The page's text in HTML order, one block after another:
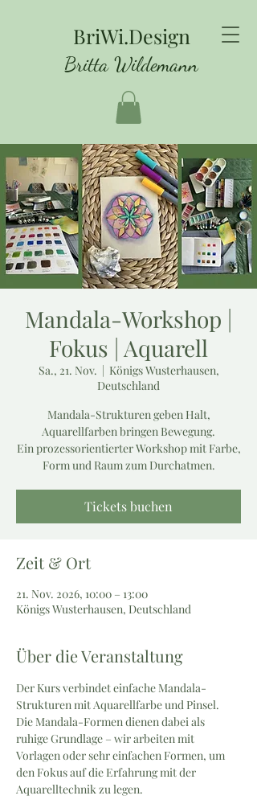
BriWi.Design
Britta Wildemann
Mandala-Workshop |
Fokus | Aquarell
Sa., 21. Nov.
  |
Königs Wusterhausen,
Deutschland
Mandala-Strukturen geben Halt,
Aquarellfarben bringen Bewegung.
Ein prozessorientierter Workshop mit Farbe,
Form und Raum zum Durchatmen.
Tickets buchen
Zeit & Ort
21. Nov. 2026, 10:00 – 13:00
Königs Wusterhausen, Deutschland
Über die Veranstaltung
Der Kurs verbindet einfache Mandala-
Strukturen mit Aquarellfarbe und Pinsel.
Die Mandala-Formen dienen dabei als
ruhige Grundlage – wir arbeiten mit
Vorlagen oder sehr einfachen Formen, um
den Fokus auf die Erfahrung mit der
Aquarelltechnik zu legen.